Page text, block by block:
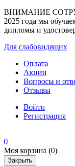
ВНИМАНИЕ
2025 года мы
дипломы и
Для слабовидящих
Оплата
Акции
Вопросы и
Отзывы
Войти
Регистрация
0
Моя корзина (0)
Закрыть